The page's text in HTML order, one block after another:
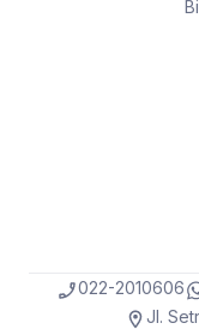
022-2010606
Jl.